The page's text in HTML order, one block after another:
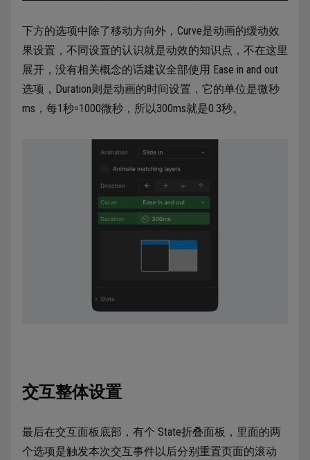
下方的选项中除了移动方向外，Curve是动画的缓动效
果设置，不同设置的认识就是动效的知识点，不在这里
展开，没有相关概念的话建议全部使用 Ease in and out
选项，Duration则是动画的时间设置，它的单位是微秒
ms，每1秒=1000微秒，所以300ms就是0.3秒。
交互整体设置
最后在交互面板底部，有个 State折叠面板，里面的两
个选项是触发本次交互事件以后分别重置页面的滚动